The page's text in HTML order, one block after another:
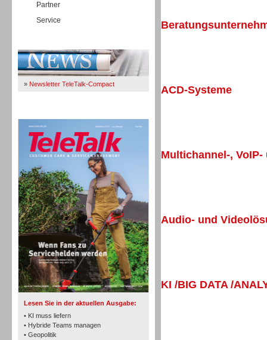
Partner
Service
» Newsletter TeleTalk-Compact
Lesen Sie in der aktuellen Ausgabe:
• KI muss liefern
• Hybride Teams managen
• Geopolitik
Personal
Inbound
ACD-Systeme
Multichannel-,
Audio- und
KI /BIG DATA /